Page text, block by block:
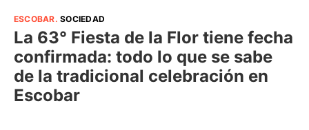
ESCOBAR.SOCIEDAD
La 63° Fiesta de la Flor tiene fecha
confirmada: todo lo que se sabe
de la tradicional celebración en
Escobar